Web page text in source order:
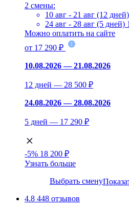
2 смены:
10 авг - 21 авг (12 дней)
24 авг - 28 авг (5 дней)
Можно оплатить на сайте
от 17 290 ₽
10.08.2026 — 21.08.2026
12 дней — 28 500 ₽
24.08.2026 — 28.08.2026
5 дней — 17 290 ₽
-5% 18 200 ₽
Узнать больше
Выбрать смену
4.8 448 отзывов